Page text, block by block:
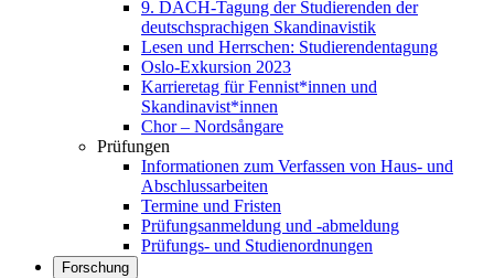
9. DACH-Tagung der Studierenden der
deutschsprachigen Skandinavistik
Lesen und Herrschen: Studierendentagung
Oslo-Exkursion 2023
Karrieretag für Fennist*innen und
Skandinavist*innen
Chor – Nordsångare
Prüfungen
Informationen zum Verfassen von Haus- und
Abschlussarbeiten
Termine und Fristen
Prüfungsanmeldung und -abmeldung
Prüfungs- und Studienordnungen
Forschung